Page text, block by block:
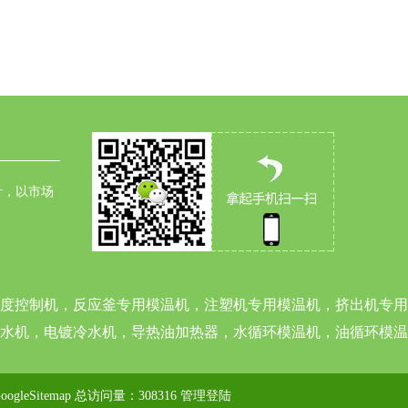
以市场
控制机，反应釜专用模温机，注塑机专用模温机，挤出机专用
机，电镀冷水机，导热油加热器，水循环模温机，油循环模温
总访问量：308316 管理登陆